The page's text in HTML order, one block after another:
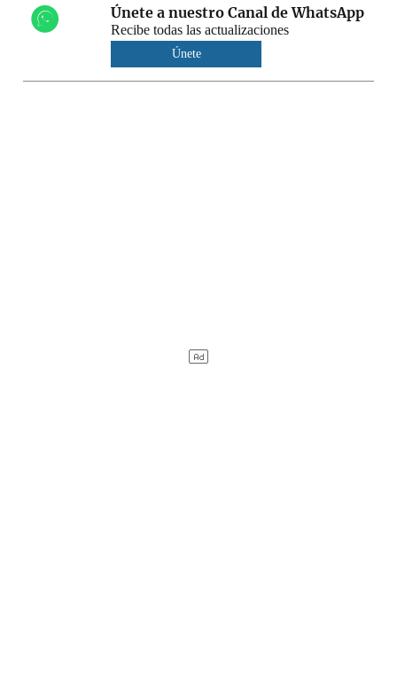
Únete a nuestro Canal de WhatsApp
Recibe todas las actualizaciones
Únete